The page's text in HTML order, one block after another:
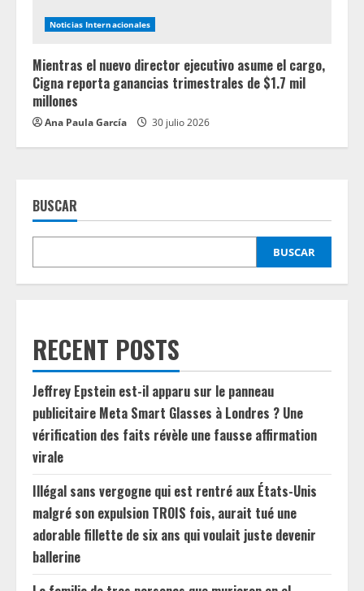
Noticias Internacionales
Mientras el nuevo director ejecutivo asume el cargo,
Cigna reporta ganancias trimestrales de $1.7 mil
millones
Ana Paula García 30 julio 2026
BUSCAR
BUSCAR
RECENT POSTS
Jeffrey Epstein est-il apparu sur le panneau
publicitaire Meta Smart Glasses à Londres ? Une
vérification des faits révèle une fausse affirmation
virale
Illégal sans vergogne qui est rentré aux États-Unis
malgré son expulsion TROIS fois, aurait tué une
adorable fillette de six ans qui voulait juste devenir
ballerine